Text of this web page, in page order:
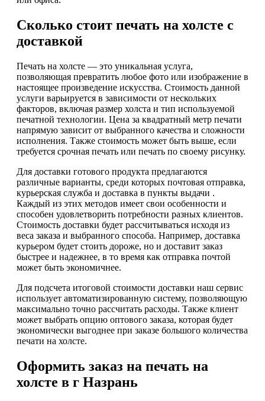
Сколько стоит печать на холсте с
доставкой
Печать на холсте — это уникальная услуга,
позволяющая превратить любое фото или изображение в
настоящее произведение искусства. Стоимость данной
услуги варьируется в зависимости от нескольких
факторов, включая размер холста и тип используемой
печатной технологии. Цена за квадратный метр печати
напрямую зависит от выбранного качества и сложности
исполнения. Также стоимость может быть выше, если
требуется срочная печать или печать по своему рисунку.
Для доставки готового продукта предлагаются
различные варианты, среди которых почтовая отправка,
курьерская служба и доставка в пункты выдачи .
Каждый из этих методов имеет свои особенности и
способен удовлетворить потребности разных клиентов.
Стоимость доставки будет рассчитываться исходя из
веса заказа и выбранного способа. Например, доставка
курьером будет стоить дороже, но и доставит заказ
быстрее и надежнее, в то время как отправка почтой
может быть экономичнее.
Для подсчета итоговой стоимости доставки наш сервис
использует автоматизированную систему, позволяющую
максимально точно рассчитать расходы. Также клиент
может выбрать опцию оптового заказа, которая будет
экономически выгоднее при заказе большого количества
печати на холсте.
Оформить заказ на печать на
холсте в г Назрань